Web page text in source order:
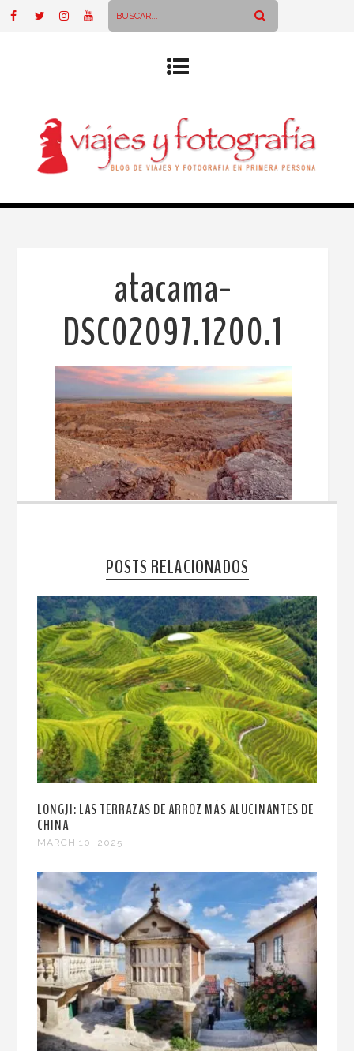
atacama-
DSC02097.1200.1
POSTS RELACIONADOS
LONGJI: LAS TERRAZAS DE ARROZ MÁS ALUCINANTES DE
CHINA
MARCH 10, 2025